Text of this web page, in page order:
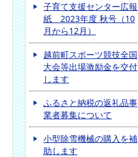
子育て支援センター広報
紙 2023年度 秋号（10
月から12月）
越前町スポーツ競技全国
大会等出場激励金を交付
します
ふるさと納税の返礼品事
業者募集について
小型除雪機械の購入を補
助します